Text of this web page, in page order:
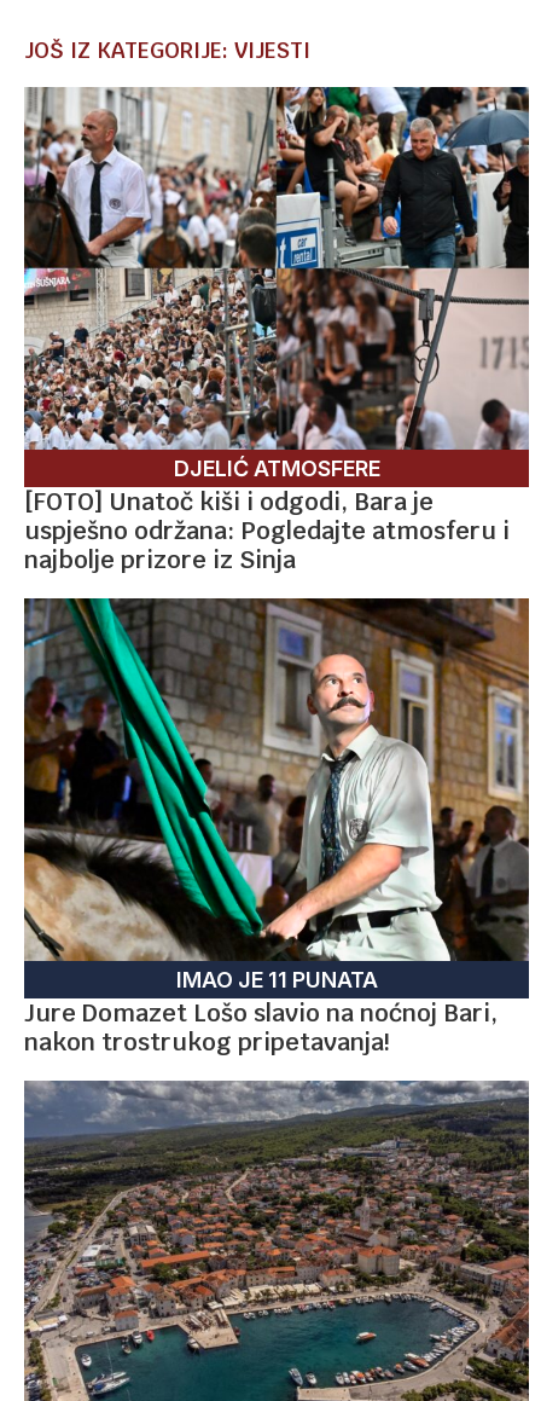
JOŠ IZ KATEGORIJE: VIJESTI
DJELIĆ ATMOSFERE
[FOTO] Unatoč kiši i odgodi, Bara je
uspješno održana: Pogledajte atmosferu i
najbolje prizore iz Sinja
IMAO JE 11 PUNATA
Jure Domazet Lošo slavio na noćnoj Bari,
nakon trostrukog pripetavanja!